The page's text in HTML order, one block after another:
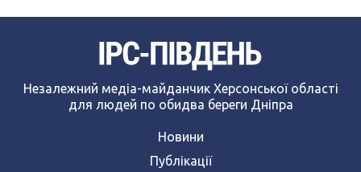
Незалежний медіа-майданчик Херсонської області
для людей по обидва береги Дніпра
Новини
Публікації